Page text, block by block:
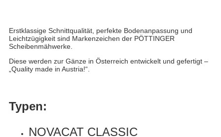
Erstklassige Schnittqualität, perfekte Bodenanpassung und
Leichtzügigkeit sind Markenzeichen der PÖTTINGER
Scheibenmähwerke.
Diese werden zur Gänze in Österreich entwickelt und gefertigt –
„Quality made in Austria!“.
Typen:
NOVACAT CLASSIC